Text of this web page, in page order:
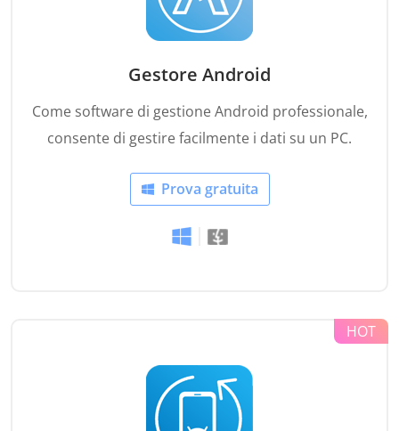
Gestore Android
Come software di gestione Android professionale,
consente di gestire facilmente i dati su un PC.
Prova gratuita